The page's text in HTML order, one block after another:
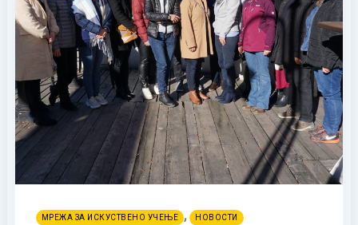
МРЕЖА ЗА ИСКУСТВЕНО УЧЕЊЕ , НОВОСТИ